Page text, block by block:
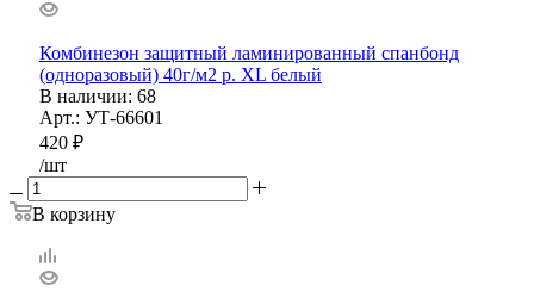
Комбинезон защитный ламинированный спанбонд
(одноразовый) 40г/м2 р. ХL белый
В наличии: 68
Арт.: УТ-66601
420 ₽
/шт
В корзину